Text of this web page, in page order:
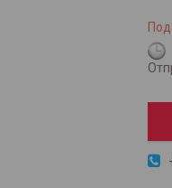
Под